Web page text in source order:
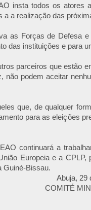
insta todos os atores
a a realização das
as Forças de Defesa
das instituições e para
parceiros que estão
não podem aceitar
que, de qualquer
para as eleições
continuará a
Europeia e a
Guiné-Bissau.
Abuja, 29
COMITÉ